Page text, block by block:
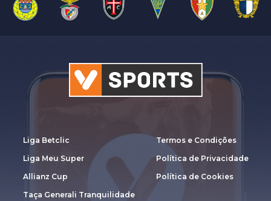
Liga Betclic
Liga Meu Super
Allianz Cup
Taça Generali Tranquilidade
Termos e Condições
Política de Privacidade
Política de Cookies